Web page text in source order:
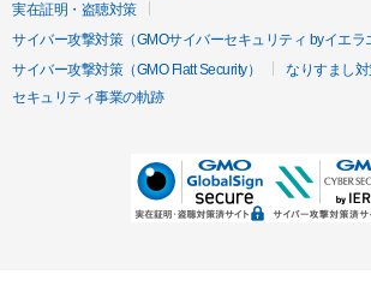
実在証明・盗聴対策
サイバー攻撃対策（GMOサイバーセキュリティ byイエラ
サイバー攻撃対策（GMO Flatt Security）
なりすまし
セキュリティ事業の軌跡